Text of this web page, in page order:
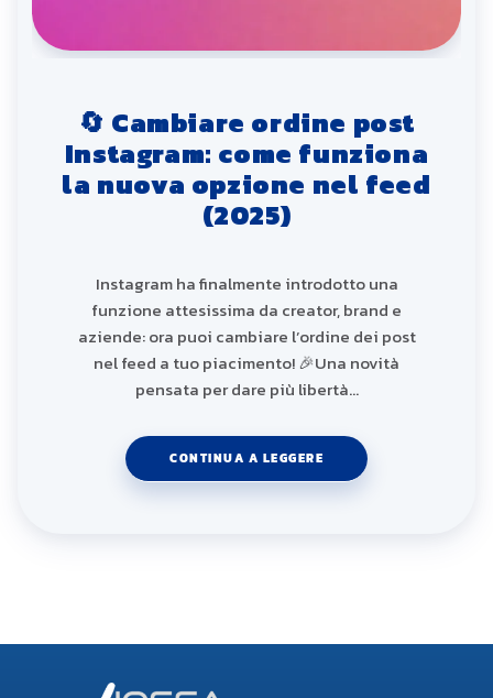
🔄 Cambiare ordine post
Instagram: come funziona
la nuova opzione nel feed
(2025)
Instagram ha finalmente introdotto una
funzione attesissima da creator, brand e
aziende: ora puoi cambiare l’ordine dei post
nel feed a tuo piacimento! 🎉Una novità
pensata per dare più libertà…
CONTINUA A LEGGERE